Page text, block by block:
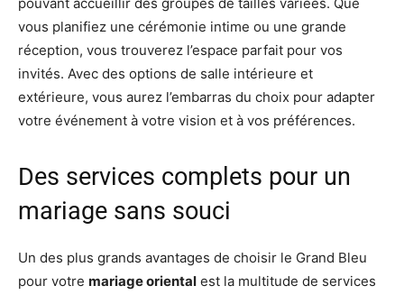
vous planifiez une cérémonie intime ou une grande
réception, vous trouverez l’espace parfait pour vos
invités. Avec des options de salle intérieure et
extérieure, vous aurez l’embarras du choix pour adapter
votre événement à votre vision et à vos préférences.
Des services complets pour un
mariage sans souci
Un des plus grands avantages de choisir le Grand Bleu
pour votre mariage oriental est la multitude de services